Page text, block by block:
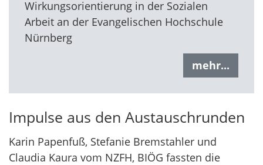
Wirkungsorientierung in der Sozialen
Arbeit an der Evangelischen Hochschule
Nürnberg
mehr...
Impulse aus den Austauschrunden
Karin Papenfuß, Stefanie Bremstahler und
Claudia Kaura vom NZFH, BIÖG fassten die